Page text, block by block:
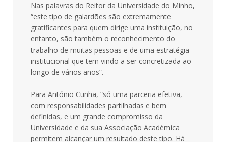
Nas palavras do Reitor da Universidade do Minho,
“este tipo de galardões são extremamente
gratificantes para quem dirige uma instituição, no
entanto, são também o reconhecimento do
trabalho de muitas pessoas e de uma estratégia
institucional que tem vindo a ser concretizada ao
longo de vários anos”.
Para António Cunha, “só uma parceria efetiva,
com responsabilidades partilhadas e bem
definidas, e um grande compromisso da
Universidade e da sua Associação Académica
permitem alcançar um resultado deste tipo. Há